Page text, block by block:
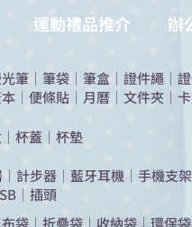
運動禮品推介 辦
筆 ｜ 筆袋 ｜ 筆盒 ｜ 證件繩 ｜
｜ 便條貼 ｜ 月曆 ｜ 文件夾 ｜
｜ 杯蓋 ｜ 杯墊
｜ 計步器 ｜ 藍牙耳機 ｜ 手機支架
｜ 插頭
袋 ｜ 折疊袋 ｜ 收納袋 ｜ 環保袋